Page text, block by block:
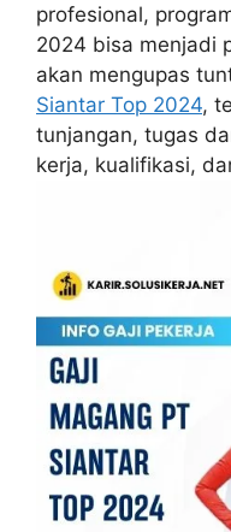
profesional,
2024 bisa menjadi
akan mengupas
Siantar Top 2024,
tunjangan, tugas
kerja, kualifikasi,